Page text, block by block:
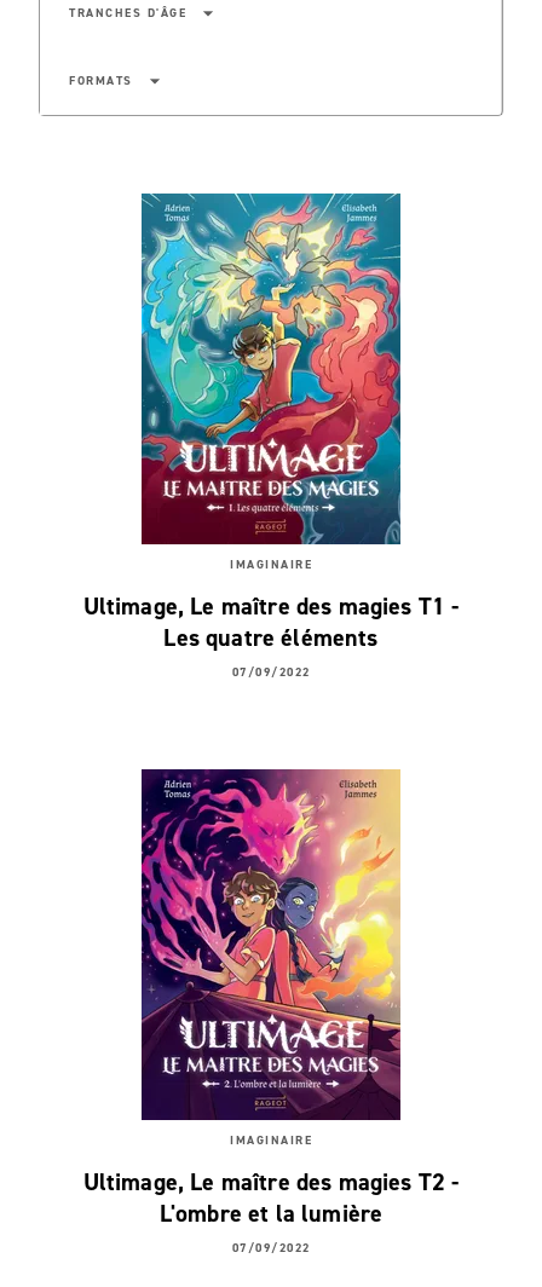
TRANCHES D'ÂGE arrow_drop_down
FORMATS arrow_drop_down
IMAGINAIRE
Ultimage, Le maître des magies T1 -
Les quatre éléments
07/09/2022
IMAGINAIRE
Ultimage, Le maître des magies T2 -
L'ombre et la lumière
07/09/2022